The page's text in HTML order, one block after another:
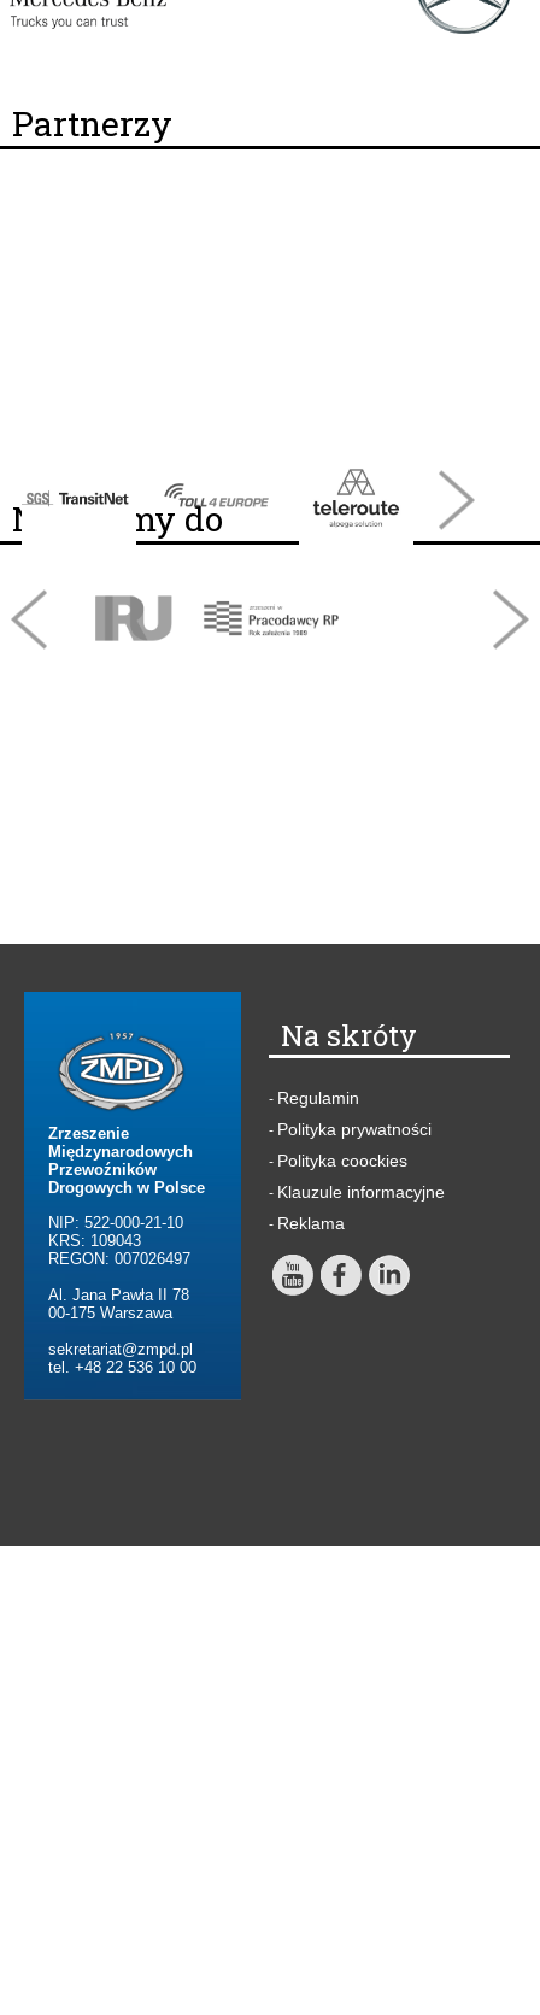
Partnerzy
Należymy do
Zrzeszenie
Międzynarodowych
Przewoźników
Drogowych w Polsce
NIP: 522-000-21-10
KRS: 109043
REGON: 007026497
Al. Jana Pawła II 78
00-175 Warszawa
sekretariat@zmpd.pl
tel. +48 22 536 10 00
Na skróty
- Regulamin
- Polityka prywatności
- Polityka coockies
- Klauzule informacyjne
- Reklama